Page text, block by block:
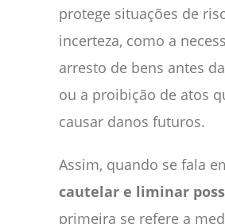
protege situações de
incerteza, como a
arresto de bens antes
ou a proibição de atos
causar danos futuros.
Assim, quando se fala
cautelar e liminar
primeira se refere a